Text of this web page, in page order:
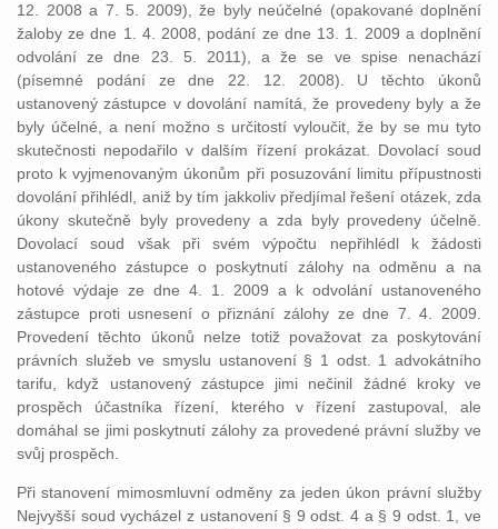
12. 2008 a 7. 5. 2009), že byly neúčelné (opakované doplnění
žaloby ze dne 1. 4. 2008, podání ze dne 13. 1. 2009 a doplnění
odvolání ze dne 23. 5. 2011), a že se ve spise nenachází
(písemné podání ze dne 22. 12. 2008). U těchto úkonů
ustanovený zástupce v dovolání namítá, že provedeny byly a že
byly účelné, a není možno s určitostí vyloučit, že by se mu tyto
skutečnosti nepodařilo v dalším řízení prokázat. Dovolací soud
proto k vyjmenovaným úkonům při posuzování limitu přípustnosti
dovolání přihlédl, aniž by tím jakkoliv předjímal řešení otázek, zda
úkony skutečně byly provedeny a zda byly provedeny účelně.
Dovolací soud však při svém výpočtu nepřihlédl k žádosti
ustanoveného zástupce o poskytnutí zálohy na odměnu a na
hotové výdaje ze dne 4. 1. 2009 a k odvolání ustanoveného
zástupce proti usnesení o přiznání zálohy ze dne 7. 4. 2009.
Provedení těchto úkonů nelze totiž považovat za poskytování
právních služeb ve smyslu ustanovení § 1 odst. 1 advokátního
tarifu, když ustanovený zástupce jimi nečinil žádné kroky ve
prospěch účastníka řízení, kterého v řízení zastupoval, ale
domáhal se jimi poskytnutí zálohy za provedené právní služby ve
svůj prospěch.
Při stanovení mimosmluvní odměny za jeden úkon právní služby
Nejvyšší soud vycházel z ustanovení § 9 odst. 4 a § 9 odst. 1, ve